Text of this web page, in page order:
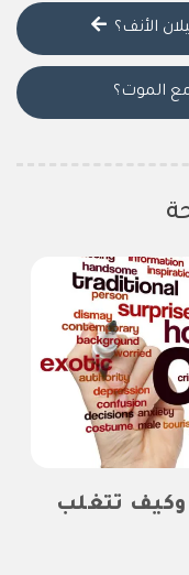
الأنف؟
الموت؟
وكيف تتغلب